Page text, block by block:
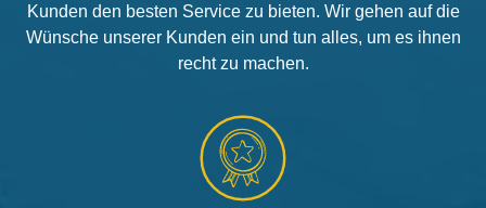
Kunden den besten Service zu bieten. Wir gehen auf die
Wünsche unserer Kunden ein und tun alles, um es ihnen
recht zu machen.